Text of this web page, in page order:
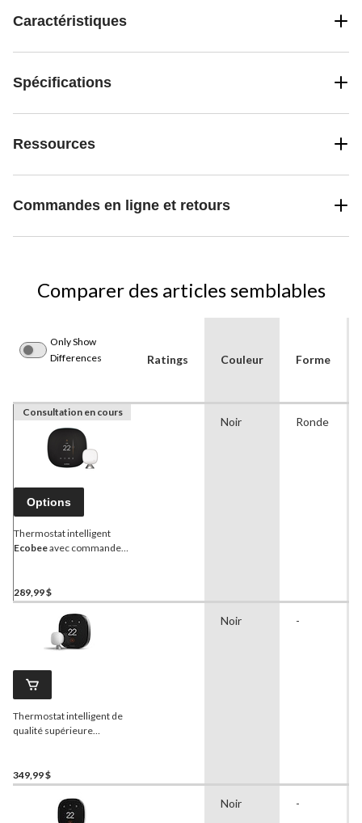
Caractéristiques
Spécifications
Ressources
Commandes en ligne et retours
Comparer des articles semblables
Only Show
Differences
Ratings Couleur Forme
Consultation en cours
Options
Thermostat intelligent
Ecobeeavec commande
289,99 $
Noir Ronde
Thermostat intelligent de
qualité supérieure
349,99 $
Noir -
Noir -